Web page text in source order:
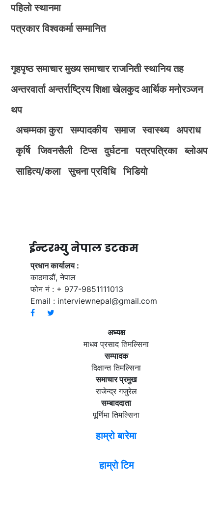
पहिलो स्थानमा
पत्रकार विश्वकर्मा सम्मानित
गृहपृष्ठ समाचार मुख्य समाचार राजनिती स्थानिय तह
अन्तरवार्ता अन्तर्राष्ट्रिय शिक्षा खेलकुद आर्थिक मनोरञ्जन
थप
अचम्मका कुरा
सम्पादकीय समाज स्वास्थ्य
अपराध
कृर्षि
जिवनसैली टिप्स दुर्घटना पत्रपत्रिका
ब्लोअप
साहित्य/कला
सुचना प्रविधि भिडियाे
ईन्टरभ्यु नेपाल डटकम
प्रधान कार्यालय :
काठमाडौं, नेपाल
फोन नं : + 977-9851111013
Email : interviewnepal@gmail.com
अध्यक्ष
माधव प्रसाद तिमल्सिना
सम्पादक
दिक्षान्त तिमल्सिना
समाचार प्रमुख
राजेन्द्र गजुरेल
सम्बाददाता
पूर्णिमा तिमल्सिना
हाम्रो बारेमा
हाम्रो टिम